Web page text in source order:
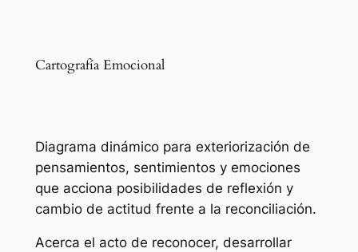
Cartografía Emocional
Diagrama dinámico para exteriorización de
pensamientos, sentimientos y emociones
que acciona posibilidades de reflexión y
cambio de actitud frente a la reconciliación.
Acerca el acto de reconocer, desarrollar